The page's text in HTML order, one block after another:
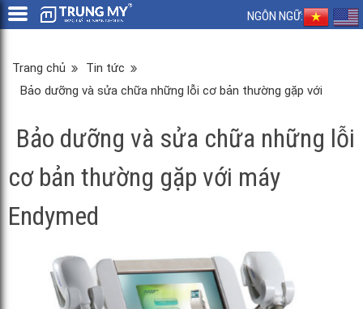
NGÔN NGỮ:
Trang chủ
Tin tức
Bảo dưỡng và sửa chữa những lỗi cơ bản thường gặp với
Bảo dưỡng và sửa chữa những lỗi
cơ bản thường gặp với máy
Endymed